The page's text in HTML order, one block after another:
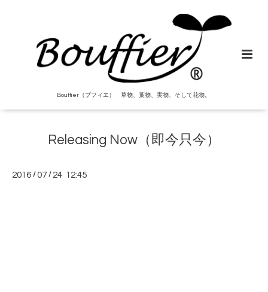
Bouffier（ブフィエ） 草物、葉物、実物、そして花物。
Releasing Now（即今只今）
2016 /07 / 24 12:45